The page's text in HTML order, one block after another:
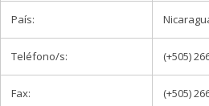
País:
Teléfono/s: (+505)
Fax: (+505)